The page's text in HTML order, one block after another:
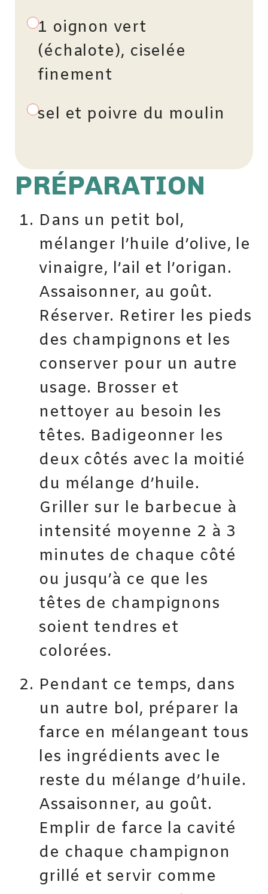
1 oignon vert
(échalote), ciselée
finement
sel et poivre du moulin
PRÉPARATION
Dans un petit bol,
mélanger l’huile d’olive, le
vinaigre, l’ail et l’origan.
Assaisonner, au goût.
Réserver. Retirer les pieds
des champignons et les
conserver pour un autre
usage. Brosser et
nettoyer au besoin les
têtes. Badigeonner les
deux côtés avec la moitié
du mélange d’huile.
Griller sur le barbecue à
intensité moyenne 2 à 3
minutes de chaque côté
ou jusqu’à ce que les
têtes de champignons
soient tendres et
colorées.
Pendant ce temps, dans
un autre bol, préparer la
farce en mélangeant tous
les ingrédients avec le
reste du mélange d’huile.
Assaisonner, au goût.
Emplir de farce la cavité
de chaque champignon
grillé et servir comme